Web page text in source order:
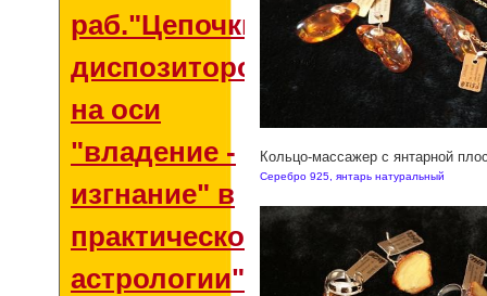
раб."Цепочки
диспозиторов
на оси
"владение -
изгнание" в
практической
астрологии"
Кольцо-массажер с янтарной
Серебро 925, янтарь натуральный